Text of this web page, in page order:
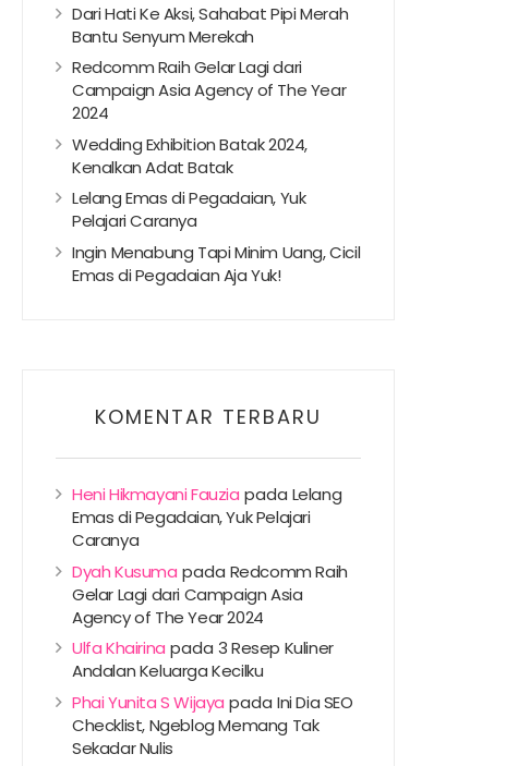
Dari Hati Ke Aksi, Sahabat Pipi Merah
Bantu Senyum Merekah
Redcomm Raih Gelar Lagi dari
Campaign Asia Agency of The Year
2024
Wedding Exhibition Batak 2024,
Kenalkan Adat Batak
Lelang Emas di Pegadaian, Yuk
Pelajari Caranya
Ingin Menabung Tapi Minim Uang, Cicil
Emas di Pegadaian Aja Yuk!
KOMENTAR TERBARU
Heni Hikmayani Fauzia pada Lelang
Emas di Pegadaian, Yuk Pelajari
Caranya
Dyah Kusuma pada Redcomm Raih
Gelar Lagi dari Campaign Asia
Agency of The Year 2024
Ulfa Khairina pada 3 Resep Kuliner
Andalan Keluarga Kecilku
Phai Yunita S Wijaya pada Ini Dia SEO
Checklist, Ngeblog Memang Tak
Sekadar Nulis